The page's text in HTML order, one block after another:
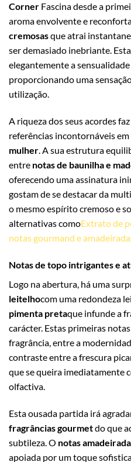
Corner Fascina desde a
aroma envolvente e
cremosasque atrai
ser demasiado inebriante.
elegantemente a
proporcionando uma
utilização.
A riqueza dos seus acordes
referências incontornáveis
mulher. A sua estrutura
entre notas de baunilha e
oferecendo uma assinatura
gostam de se destacar da
o mesmo espírito cremoso e
alternativas comoExtrato de
notas gourmand e
Notas de topo intrigantes e
Logo na abertura, há uma
leitelhocom uma redondeza
pimenta pretaque infunde a
carácter. Estas primeiras
fragrância, entre a
contraste entre a frescura
que se queira imediatamente
olfactiva.
Esta ousada partida irá
fragrâncias gourmetdo que
subtileza. O notas
apoiada por um toque